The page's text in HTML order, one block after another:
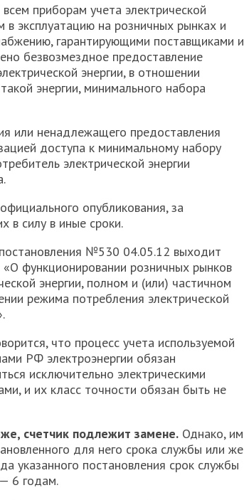
приборам учета электрической
эксплуатацию на розничных рынках и
гарантирующими поставщиками и
безвозмездное предоставление
энергии, в отношении
энергии, минимального набора
или ненадлежащего предоставления
доступа к минимальному набору
электрической энергии
опубликования, за
в силу в иные сроки.
№530 04.05.12 выходит
функционировании розничных рынков
энергии, полном и (или) частичном
режима потребления электрической
что процесс учета используемой
РФ электроэнергии обязан
исключительно электрическими
и их класс точности обязан быть не
счетчик подлежит замене. Однако, им
для него срока службы или же
указанного постановления срок службы
6 годам.